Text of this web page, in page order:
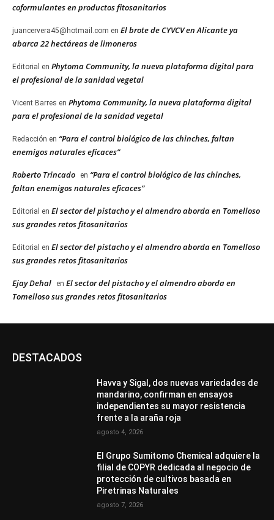
coformulantes en productos fitosanitarios
juancervera45@hotmail.com en El brote de CYVCV en Alicante ya
abarca 22 hectáreas de limoneros
Editorial en Phytoma Community, la nueva plataforma digital para
el profesional de la sanidad vegetal
Vicent Barres en Phytoma Community, la nueva plataforma digital
para el profesional de la sanidad vegetal
Redacción en “Para el control biológico de las chinches, faltan
enemigos naturales eficaces”
Roberto Trincado en “Para el control biológico de las chinches,
faltan enemigos naturales eficaces”
Editorial en El sector del pistacho y el almendro aborda en Tomelloso
sus grandes retos fitosanitarios
Editorial en El sector del pistacho y el almendro aborda en Tomelloso
sus grandes retos fitosanitarios
Ejay Dehal en El sector del pistacho y el almendro aborda en
Tomelloso sus grandes retos fitosanitarios
DESTACADOS
Havva y Sigal, dos nuevas variedades de
mandarino, confirman en ensayos
independientes su mayor resistencia
frente a la araña roja
agosto 4, 2026
El Grupo Sumitomo Chemical adquiere la
filial de COPYR dedicada al negocio de
protección de cultivos basada en
Piretrinas Naturales
agosto 7, 2026